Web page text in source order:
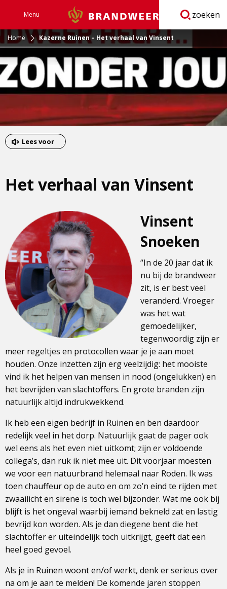
Menu Brandweer zoeken
Home Kazerne Ruinen – Het verhaal van Vinsent
Lees voor
Het verhaal van Vinsent
Vinsent
Snoeken
“In de 20 jaar dat ik
nu bij de brandweer
zit, is er best veel
veranderd. Vroeger
was het wat
gemoedelijker,
tegenwoordig zijn er
meer regeltjes en protocollen waar je je aan moet
houden. Onze inzetten zijn erg veelzijdig: het mooiste
vind ik het helpen van mensen in nood (ongelukken) en
het bevrijden van slachtoffers. En grote branden zijn
natuurlijk altijd indrukwekkend.
Ik heb een eigen bedrijf in Ruinen en ben daardoor
redelijk veel in het dorp. Natuurlijk gaat de pager ook
wel eens als het even niet uitkomt; zijn er voldoende
collega’s, dan ruk ik niet mee uit. Dit voorjaar moesten
we voor een natuurbrand helemaal naar Roden. Ik was
toen chauffeur op de auto en om zo’n eind te rijden met
zwaailicht en sirene is toch wel bijzonder. Wat me ook bij
blijft is het ongeval waarbij iemand bekneld zat en lastig
bevrijd kon worden. Als je dan diegene bent die het
slachtoffer er uiteindelijk toch uitkrijgt, geeft dat een
heel goed gevoel.
Als je in Ruinen woont en/of werkt, denk er serieus over
na om je aan te melden! De komende jaren stoppen